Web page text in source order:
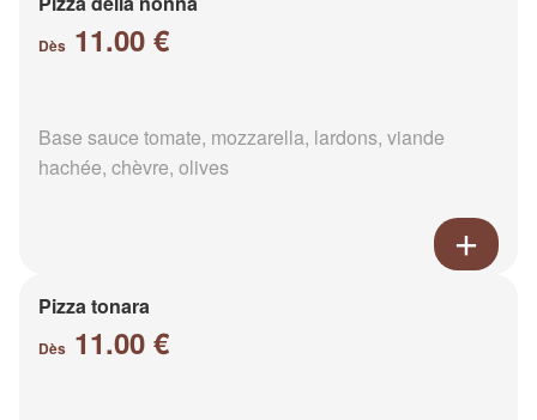
Dès 11.00 €
Base sauce tomate, mozzarella, lardons, viande
hachée, chèvre, olives
Pizza tonara
Dès 11.00 €